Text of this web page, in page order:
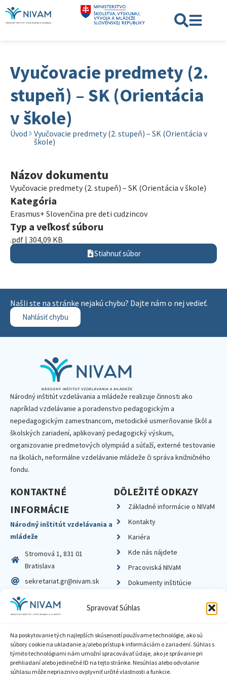
Spravovať Súhlas
Na poskytovanie tých najlepších skúseností používame technológie, ako sú
súbory cookie na ukladanie a/alebo prístup k informáciám o zariadení. Súhlas s
týmito technológiami nám umožní spracovávať údaje, ako je správanie pri
prehliadaní alebo jedinečné ID na tejto stránke. Nesúhlas alebo odvolanie
súhlasu môže nepriaznivo ovplyvniť určité vlastnosti a funkcie.
Vyučovacie predmety (2.
stupeň) – SK (Orientácia
v škole)
Úvod
Vyučovacie predmety (2. stupeň) – SK (Orientácia v
škole)
Názov dokumentu
Vyučovacie predmety (2. stupeň) – SK (Orientácia v škole)
Kategória
Erasmus+ Slovenčina pre deti cudzincov
Typ a veľkosť súboru
.pdf | 304,09 KB
Stiahnuť súbor
Našli ste na stránke nejakú chybu? Dajte nám o nej vedieť.
Nahlásiť chybu
Národný inštitút vzdelávania a mládeže realizuje činnosti ako
napríklad vzdelávanie a poradenstvo pedagogickým a
nepedagogickým zamestnancom, metodické usmerňovanie škôl a
školských zariadení, aplikovaný pedagogický výskum,
organizovanie predmetových olympiád a súťaží, externé testovanie
na školách, neformálne vzdelávanie mládeže či správa knižničného
fondu.
KONTAKTNÉ
INFORMÁCIE
Národný inštitút vzdelávania a
mládeže
Stromová 1, 831 01
Bratislava
sekretariat.gr@nivam.sk
IČO: 00164348
DIČ: 2020798714
DÔLEŽITÉ ODKAZY
Základné informácie o NIVaM
Kontakty
Kariéra
Kde nás nájdete
Pracoviská NIVaM
Dokumenty inštitúcie
Zásady ochrany súkromia